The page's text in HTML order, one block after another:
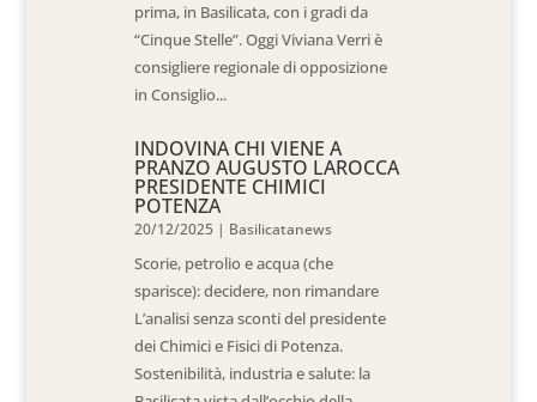
prima, in Basilicata, con i gradi da
“Cinque Stelle”. Oggi Viviana Verri è
consigliere regionale di opposizione
in Consiglio...
INDOVINA CHI VIENE A
PRANZO AUGUSTO LAROCCA
PRESIDENTE CHIMICI
POTENZA
20/12/2025 | Basilicatanews
Scorie, petrolio e acqua (che
sparisce): decidere, non rimandare
L’analisi senza sconti del presidente
dei Chimici e Fisici di Potenza.
Sostenibilità, industria e salute: la